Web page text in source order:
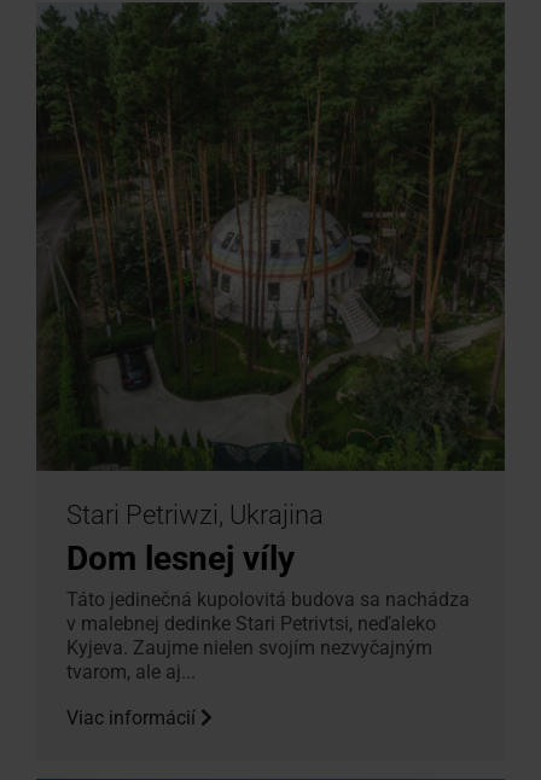
Stari Petriwzi, Ukrajina
Dom lesnej víly
Táto jedinečná kupolovitá budova sa nachádza
v malebnej dedinke Stari Petrivtsi, neďaleko
Kyjeva. Zaujme nielen svojím nezvyčajným
tvarom, ale aj...
Viac informácií